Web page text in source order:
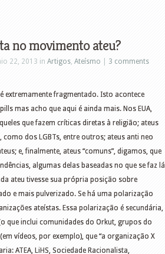
no movimento ateu?
22, 2013 in Artigos, Ateísmo
3 comments
extremamente fragmentado. Isto acontece
mas acho que aqui é ainda mais. Nos EUA,
que fazem críticas diretas à religião; ateus
dos LGBTs, entre outros; ateus anti neo
e, finalmente, ateus “comuns”, digamos, que
algumas delas baseadas no que se faz lá
ateu tivesse sua própria posição sobre
e mais pulverizado. Se há uma polarização
ateístas. Essa polarização é secundária,
que inclui comunidades do Orkut, grupos do
vídeos, por exemplo), que “a organização X
ATEA, LiHS, Sociedade Racionalista,